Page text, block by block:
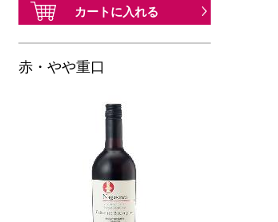
カートに 入れる
赤・やや重口